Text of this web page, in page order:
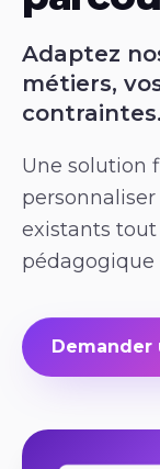
Adaptez
métiers,
contraintes.
Une solution
existants
pédagogique